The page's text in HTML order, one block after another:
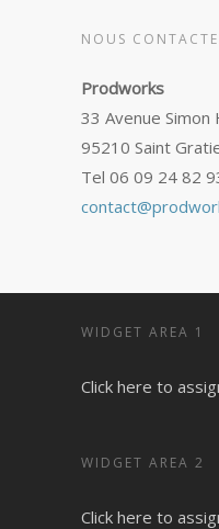
NOUS
Prodworks
33 Avenue Simon
95210 Saint
Tel 06 09 24 82
WIDGET AREA 1
Click here to
WIDGET AREA 2
Click here to